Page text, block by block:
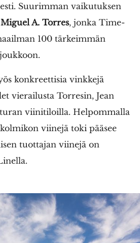
Suurimman vaikutuksen
Miguel A. Torres, jonka Time-
100 tärkeimmän
konkreettisia vinkkejä
vierailusta Torresin, Jean
viinitiloilla. Helpommalla
viinejä toki pääsee
tuottajan viinejä on